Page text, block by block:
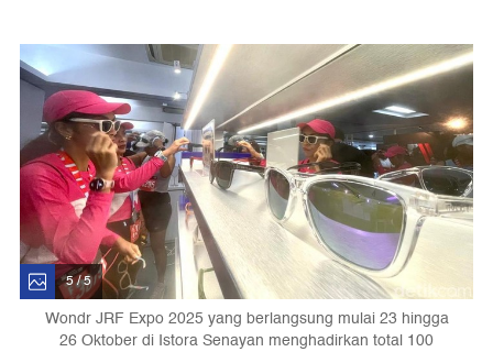
5 / 5
Wondr JRF Expo 2025 yang berlangsung mulai 23 hingga
26 Oktober di Istora Senayan menghadirkan total 100